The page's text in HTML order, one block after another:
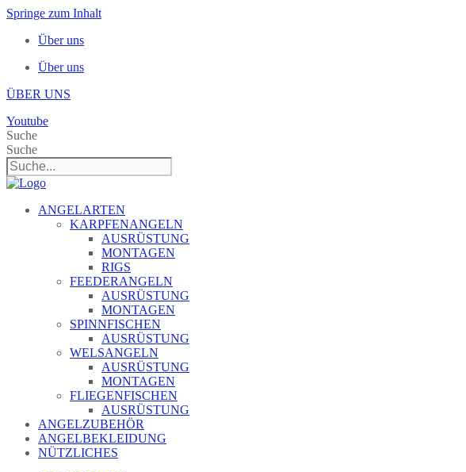
Springe zum Inhalt
Über uns
Über uns
ÜBER UNS
Youtube
Suche
Suche
ANGELARTEN
KARPFENANGELN
AUSRÜSTUNG
MONTAGEN
RIGS
FEEDERANGELN
AUSRÜSTUNG
MONTAGEN
SPINNFISCHEN
AUSRÜSTUNG
WELSANGELN
AUSRÜSTUNG
MONTAGEN
FLIEGENFISCHEN
AUSRÜSTUNG
ANGELZUBEHÖR
ANGELBEKLEIDUNG
NÜTZLICHES